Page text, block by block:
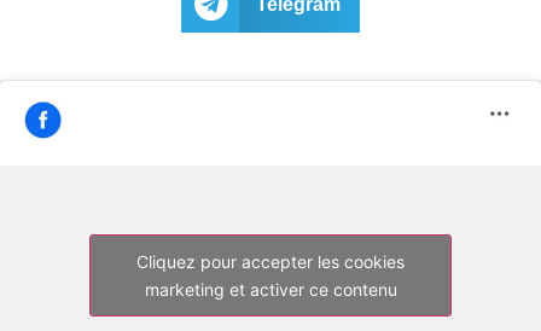
Telegram
Cliquez pour accepter les cookies
marketing et activer ce contenu